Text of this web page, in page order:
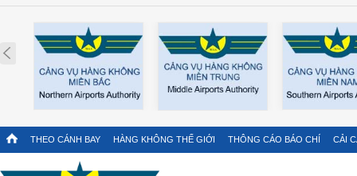
Prev
THEO CÁNH BAY HÀNG KHÔNG THẾ GIỚI THÔNG CÁO BÁO CHÍ CẢI